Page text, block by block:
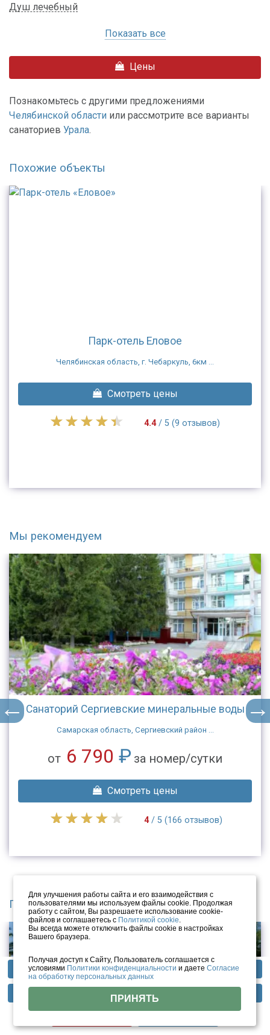
Профили лечения Фотогалерея Отзывы
Душ лечебный
Показать все
Цены
Познакомьтесь с другими предложениями
Челябинской области или рассмотрите все варианты
санаториев Урала.
Похожие объекты
Парк-отель Еловое
Челябинская область, г. Чебаркуль, 6км ...
Смотреть цены
4.4/ 5 (9 отзывов)
Мы рекомендуем
Санаторий Сергиевские минеральные воды
Самарская область, Сергиевский район ...
от 6 790 ₽ за номер/сутки
Смотреть цены
4/ 5 (166 отзывов)
Популярные в курортных районах
Для улучшения работы сайта и его взаимодействия с
пользователями мы используем файлы cookie. Продолжая
работу с сайтом, Вы разрешаете использование cookie-
файлов и соглашаетесь с Политикой cookie.
Вы всегда можете отключить файлы cookie в настройках
Вашего браузера.
Получая доступ к Сайту, Пользователь соглашается с
условиями Политики конфиденциальности и даетеСогласие
на обработку персональных данных
ПРИНЯТЬ